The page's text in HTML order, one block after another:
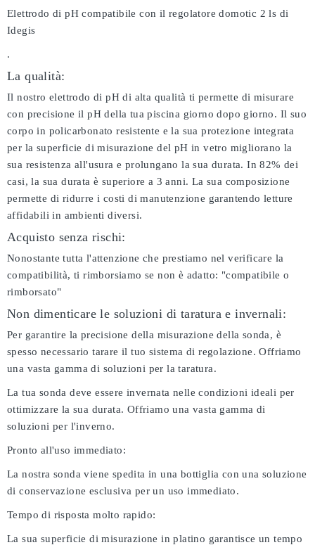
Elettrodo di pH compatibile con il regolatore domotic 2 ls di
Idegis
.
La qualità:
Il nostro elettrodo di pH di alta qualità ti permette di misurare
con precisione il pH della tua piscina giorno dopo giorno. Il suo
corpo in policarbonato resistente e la sua protezione integrata
per la superficie di misurazione del pH in vetro migliorano la
sua resistenza all'usura e prolungano la sua durata. In 82% dei
casi, la sua durata è superiore a 3 anni. La sua composizione
permette di ridurre i costi di manutenzione garantendo letture
affidabili in ambienti diversi.
Acquisto senza rischi:
Nonostante tutta l'attenzione che prestiamo nel verificare la
compatibilità, ti rimborsiamo se non è adatto: "compatibile o
rimborsato"
Non dimenticare le soluzioni di taratura e invernali:
Per garantire la precisione della misurazione della sonda, è
spesso necessario tarare il tuo sistema di regolazione. Offriamo
una vasta gamma di soluzioni per la taratura.
La tua sonda deve essere invernata nelle condizioni ideali per
ottimizzare la sua durata. Offriamo una vasta gamma di
soluzioni per l'inverno.
Pronto all'uso immediato:
La nostra sonda viene spedita in una bottiglia con una soluzione
di conservazione esclusiva per un uso immediato.
Tempo di risposta molto rapido:
La sua superficie di misurazione in platino garantisce un tempo